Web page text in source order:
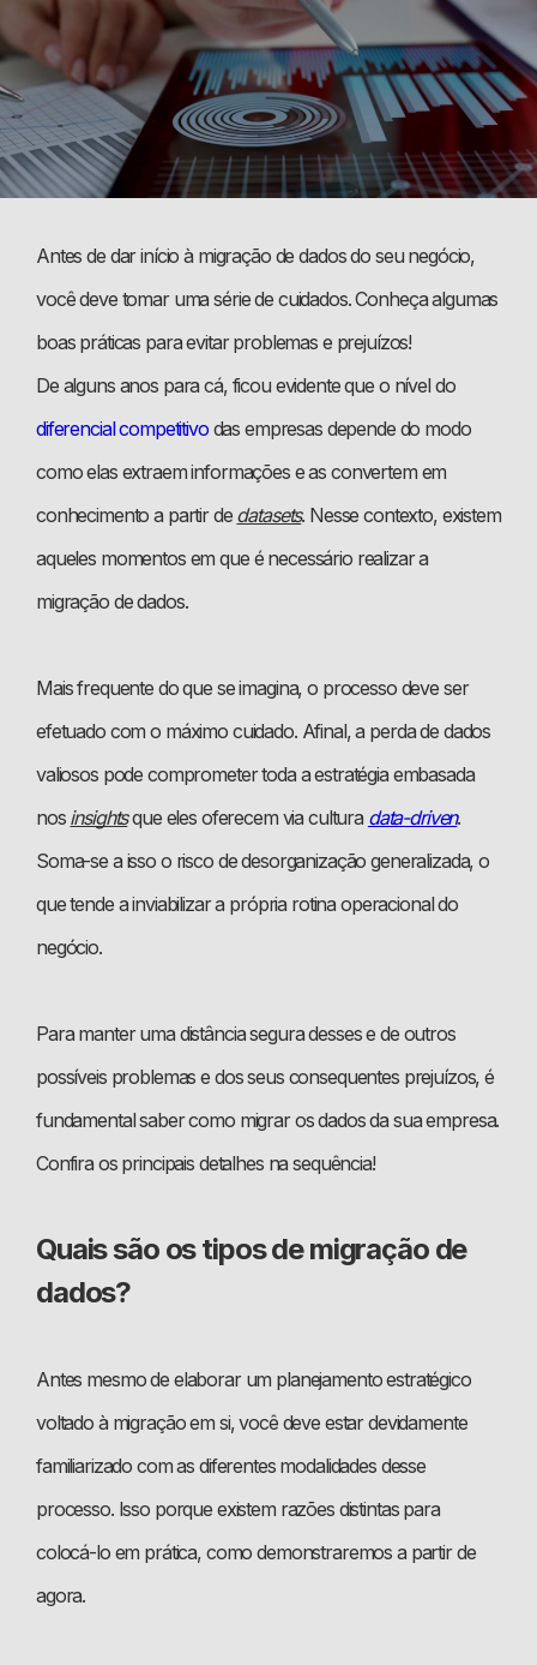
Antes de dar início à migração de dados do seu negócio,
você deve tomar uma série de cuidados. Conheça algumas
boas práticas para evitar problemas e prejuízos!
De alguns anos para cá, ficou evidente que o nível do
diferencial competitivodas empresas depende do modo
como elas extraem informações e as convertem em
conhecimento a partir de datasets. Nesse contexto, existem
aqueles momentos em que é necessário realizar a
migração de dados.
Mais frequente do que se imagina, o processo deve ser
efetuado com o máximo cuidado. Afinal, a perda de dados
valiosos pode comprometer toda a estratégia embasada
nos insightsque eles oferecem via cultura data-driven.
Soma-se a isso o risco de desorganização generalizada, o
que tende a inviabilizar a própria rotina operacional do
negócio.
Para manter uma distância segura desses e de outros
possíveis problemas e dos seus consequentes prejuízos, é
fundamental saber como migrar os dados da sua empresa.
Confira os principais detalhes na sequência!
Quais são os tipos de migração de
dados?
Antes mesmo de elaborar um planejamento estratégico
voltado à migração em si, você deve estar devidamente
familiarizado com as diferentes modalidades desse
processo. Isso porque existem razões distintas para
colocá-lo em prática, como demonstraremos a partir de
agora.